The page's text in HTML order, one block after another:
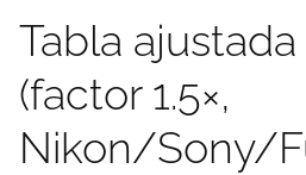
Tabla
(factor 1.5×,
Nikon/Sony/